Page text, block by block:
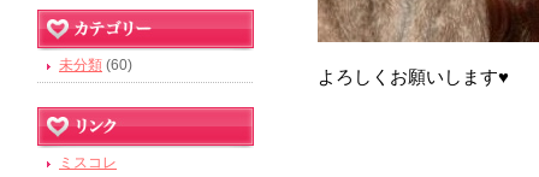
よろしくお願いします♥
未分類 (60)
ミスコレ